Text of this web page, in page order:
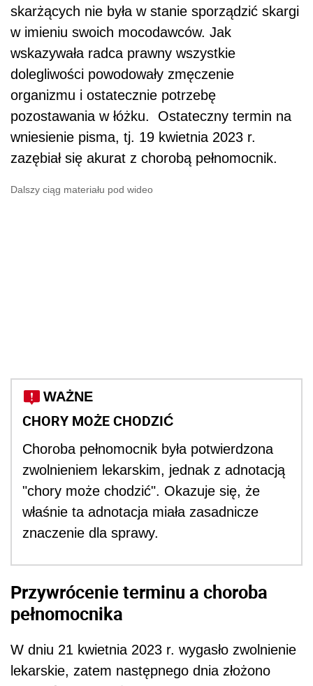
skarżących nie była w stanie sporządzić skargi
w imieniu swoich mocodawców. Jak
wskazywała radca prawny wszystkie
dolegliwości powodowały zmęczenie
organizmu i ostatecznie potrzebę
pozostawania w łóżku. Ostateczny termin na
wniesienie pisma, tj. 19 kwietnia 2023 r.
zazębiał się akurat z chorobą pełnomocnik.
Dalszy ciąg materiału pod wideo
WAŻNE
CHORY MOŻE CHODZIĆ
Choroba pełnomocnik była potwierdzona
zwolnieniem lekarskim, jednak z adnotacją
"chory może chodzić". Okazuje się, że
właśnie ta adnotacja miała zasadnicze
znaczenie dla sprawy.
Przywrócenie terminu a choroba
pełnomocnika
W dniu 21 kwietnia 2023 r. wygasło zwolnienie
lekarskie, zatem następnego dnia złożono